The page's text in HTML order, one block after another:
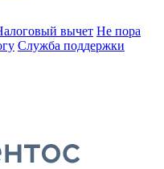
вычет Не пора
Служба поддержки